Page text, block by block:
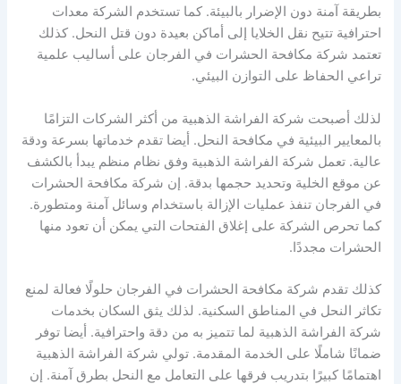
بطريقة آمنة دون الإضرار بالبيئة. كما تستخدم الشركة معدات
احترافية تتيح نقل الخلايا إلى أماكن بعيدة دون قتل النحل. كذلك
تعتمد شركة مكافحة الحشرات في الفرجان على أساليب علمية
تراعي الحفاظ على التوازن البيئي.
لذلك أصبحت شركة الفراشة الذهبية من أكثر الشركات التزامًا
بالمعايير البيئية في مكافحة النحل. أيضا تقدم خدماتها بسرعة ودقة
عالية. تعمل شركة الفراشة الذهبية وفق نظام منظم يبدأ بالكشف
عن موقع الخلية وتحديد حجمها بدقة. إن شركة مكافحة الحشرات
في الفرجان تنفذ عمليات الإزالة باستخدام وسائل آمنة ومتطورة.
كما تحرص الشركة على إغلاق الفتحات التي يمكن أن تعود منها
الحشرات مجددًا.
كذلك تقدم شركة مكافحة الحشرات في الفرجان حلولًا فعالة لمنع
تكاثر النحل في المناطق السكنية. لذلك يثق السكان بخدمات
شركة الفراشة الذهبية لما تتميز به من دقة واحترافية. أيضا توفر
ضمانًا شاملًا على الخدمة المقدمة. تولي شركة الفراشة الذهبية
اهتمامًا كبيرًا بتدريب فرقها على التعامل مع النحل بطرق آمنة. إن